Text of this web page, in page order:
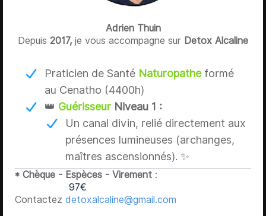
Adrien Thuin
Depuis 2017, je vous accompagne sur Detox Alcaline
Praticien de Santé Naturopathe formé
au Cenatho (4400h)
👑 Guérisseur Niveau 1 :
Un canal divin, relié directement aux
présences lumineuses (archanges,
maîtres ascensionnés). ✨
* Chèque - Espèces - Virement :
97€
Contactez detoxalcaline@gmail.com